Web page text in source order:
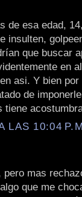
de esa edad,
insulten,
que buscar
en
asi. Y bien
de
tiene
LAS 10:04
mas
que me